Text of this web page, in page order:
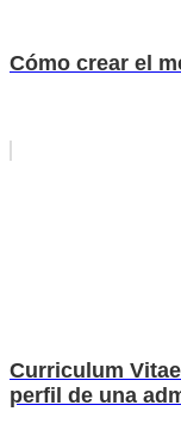
Cómo crear el
Curriculum
perfil de una